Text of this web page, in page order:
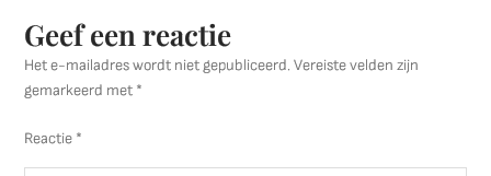
Geef een reactie
Het e-mailadres wordt niet gepubliceerd. Vereiste velden zijn
gemarkeerd met *
Reactie *